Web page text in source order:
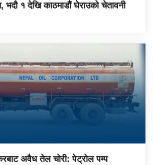
भदौ १ देखि काठमाडौं घेराउको चेतावनी
अवैध तेल चोरी: पेट्रोल पम्प